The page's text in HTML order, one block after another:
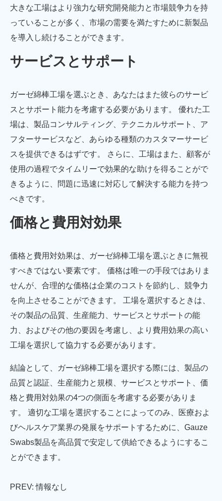
大きな工場はより強力な研究開発能力と市場競争力を持
っていることが多く、市場の需要を満たすために新製品
を導入し続けることができます。
サービスとサポート
ガーゼ綿棒工場を選ぶとき、あなたはまた彼らのサービ
スとサポート能力を考慮する必要があります。 優れた工
場は、製品コンサルティング、テクニカルサポート、ア
フターサービスなど、あらゆる種類のカスタマーサービ
スを提供できるはずです。 さらに、工場はまた、顧客が
使用の過程でタイムリーで効果的な助けを得ることがで
きるように、問題に迅速に対応して解決する能力を持つ
べきです。
価格と費用対効果
価格と費用対効果は、ガーゼ綿棒工場を選ぶときに無視
すべきではない要素です。 価格は唯一の手段ではありま
せんが、合理的な価格は企業のコストを節約し、競争力
を向上させることができます。 工場を選択するときは、
その製品の品質、生産能力、サービスとサポートの能
力、およびその他の要因を考慮し、より費用効果の高い
工場を選択して協力する必要があります。
結論として、ガーゼ綿棒工場を選択する際には、製品の
品質と認証、生産能力と規模、サービスとサポート、価
格と費用対効果の4つの側面を考慮する必要がありま
す。 適切な工場を選択することによってのみ、医療およ
びヘルスケア業界の発展をサポートするために、Gauze
Swabs製品を高品質で安定して供給できるようにするこ
とができます。
PREV: 情報なし